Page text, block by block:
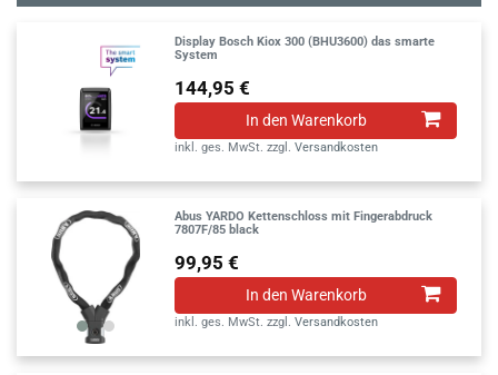
Display Bosch Kiox 300 (BHU3600) das smarte
System
144,95 €
In den Warenkorb
inkl. ges. MwSt. zzgl.Versandkosten
Abus YARDO Kettenschloss mit Fingerabdruck
7807F/85 black
99,95 €
In den Warenkorb
inkl. ges. MwSt. zzgl.Versandkosten